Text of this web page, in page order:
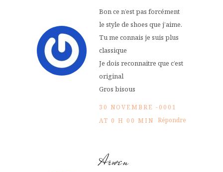
Bon ce n’est pas forcément
le style de shoes que j’aime.
Tu me connais je suis plus
classique
Je dois reconnaitre que c’est
original
Gros bisous
30 NOVEMBRE -0001
AT 0 H 00 MIN Répondre
Arwen